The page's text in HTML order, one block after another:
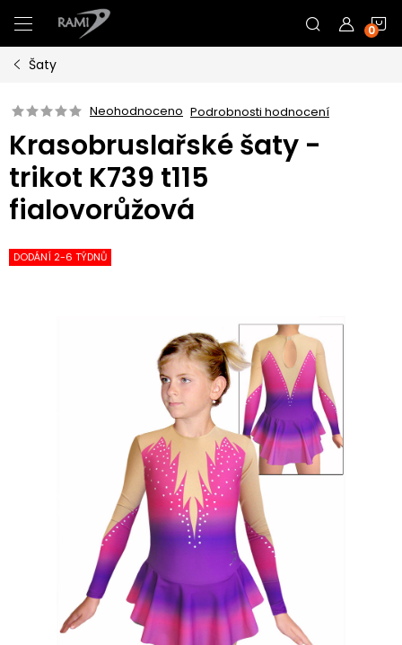
na
obsah
Šaty
Neohodnoceno Podrobnosti hodnocení
Krasobruslařské šaty -
trikot K739 t115
fialovorůžová
DODÁNÍ 2-6 TÝDNŮ